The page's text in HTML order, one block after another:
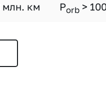
млн. км Porb >